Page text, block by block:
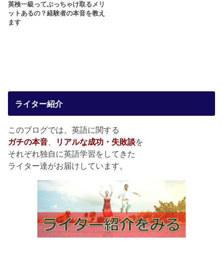
英検一級ってぶっちゃけ取るメリ
ットあるの？経験者の本音を教え
ます
ライター紹介
このブログでは、英語に関する
ガチの本音
リアルな成功・失敗談を
それぞれ独自に英語学習をしてきた
ライター達がお届けしています。